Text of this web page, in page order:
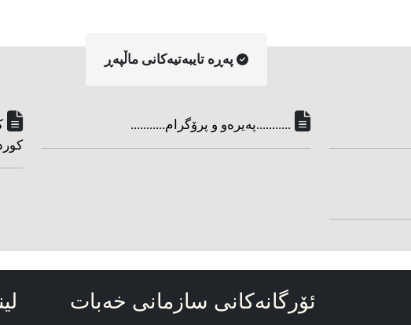
په‌ڕه‌ تایبه‌تیه‌کانی ماڵپه‌ڕ
...........په‌یره‌و و پرۆگرام...........
ئۆرگانه‌کانی سازمانی خه‌بات